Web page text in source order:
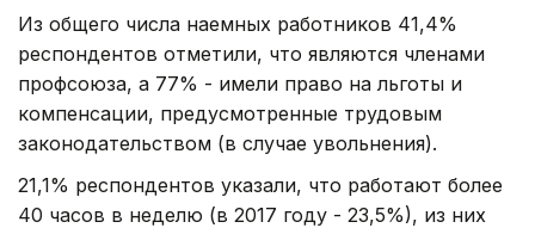
Из общего числа наемных работников 41,4%
респондентов отметили, что являются членами
профсоюза, а 77% - имели право на льготы и
компенсации, предусмотренные трудовым
законодательством (в случае увольнения).
21,1% респондентов указали, что работают более
40 часов в неделю (в 2017 году - 23,5%), из них